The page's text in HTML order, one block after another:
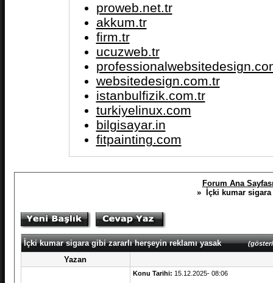
proweb.net.tr
akkum.tr
firm.tr
ucuzweb.tr
websitedesign.com.tr
istanbulfizik.com.tr
turkiyelinux.com
bilgisayar.in
fitpainting.com
Forum Ana
» İçki kumar sigara
İçki kumar sigara gibi zararlı herşeyin reklamı yasak
Yazan
Konu Tarihi: 15.12.2025- 08:06